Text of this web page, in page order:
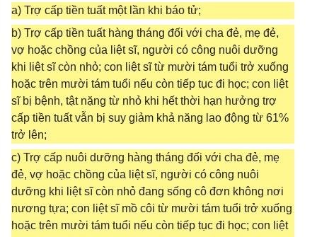
a) Trợ cấp tiền tuất một lần khi báo tử;
b) Trợ cấp tiền tuất hàng tháng đối với cha đẻ, mẹ đẻ,
vợ hoặc chồng của liệt sĩ, người có công nuôi dưỡng
khi liệt sĩ còn nhỏ; con liệt sĩ từ mười tám tuổi trở xuống
hoặc trên mười tám tuổi nếu còn tiếp tục đi học; con liệt
sĩ bị bệnh, tật nặng từ nhỏ khi hết thời hạn hưởng trợ
cấp tiền tuất vẫn bị suy giảm khả năng lao động từ 61%
trở lên;
c) Trợ cấp nuôi dưỡng hàng tháng đối với cha đẻ, mẹ
đẻ, vợ hoặc chồng của liệt sĩ, người có công nuôi
dưỡng khi liệt sĩ còn nhỏ đang sống cô đơn không nơi
nương tựa; con liệt sĩ mồ côi từ mười tám tuổi trở xuống
hoặc trên mười tám tuổi nếu còn tiếp tục đi học; con liệt